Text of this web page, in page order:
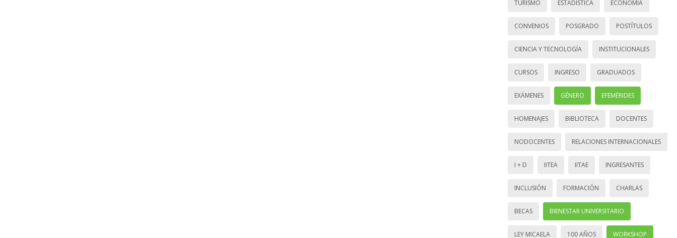
TURISMO ESTADÍSTICA ECONOMÍA
CONVENIOS POSGRADO POSTÍTULOS
CIENCIA Y TECNOLOGÍA INSTITUCIONALES
CURSOS INGRESO GRADUADOS
EXÁMENES GÉNERO EFEMÉRIDES
HOMENAJES BIBLIOTECA DOCENTES
NODOCENTES RELACIONES INTERNACIONALES
I + D IITEA IITAE INGRESANTES
INCLUSIÓN FORMACIÓN CHARLAS
BECAS BIENESTAR UNIVERSITARIO
LEY MICAELA 100 AÑOS WORKSHOP